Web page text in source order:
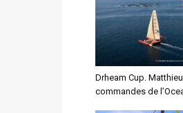
Drheam Cup.
commandes de